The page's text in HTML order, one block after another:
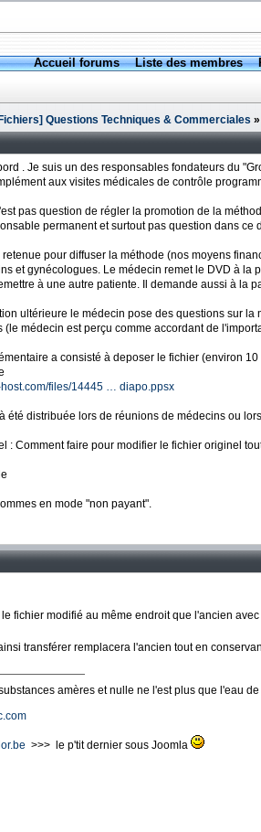
Accueil forums Liste des membres
Questions Techniques & Commerciales
. Je suis un des responsables fondateurs du
aux visites médicales de contrôle
pas question de régler la promotion de la
permanent et surtout pas question dans
pour diffuser la méthode (nos moyens
et gynécologues. Le médecin remet le DVD à
à une autre patiente. Il demande aussi à la
ultérieure le médecin pose des questions sur
(le médecin est perçu comme accordant de
a consisté à deposer le fichier (environ
host.com/files/14445 … diapo.ppsx
été distribuée lors de réunions de médecins ou
: Comment faire pour modifier le fichier originel
en mode "non payant".
le fichier modifié au même endroit que l'ancien
transférer remplacera l'ancien tout en
amères et nulle ne l'est plus que l'eau
>>> le p'tit dernier sous Joomla